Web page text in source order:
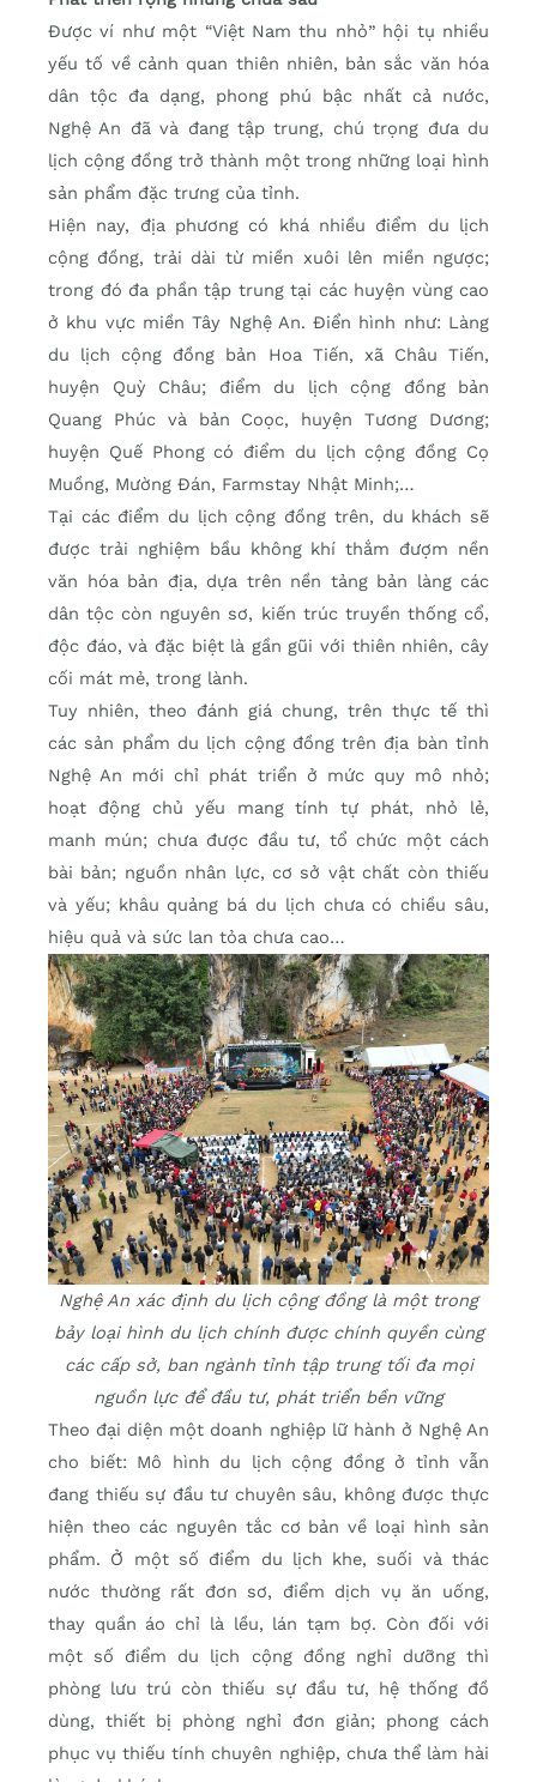
Được ví như một “Việt Nam thu nhỏ” hội tụ nhiều
yếu tố về cảnh quan thiên nhiên, bản sắc văn hóa
dân tộc đa dạng, phong phú bậc nhất cả nước,
Nghệ An đã và đang tập trung, chú trọng đưa du
lịch cộng đồng trở thành một trong những loại hình
sản phẩm đặc trưng của tỉnh.
Hiện nay, địa phương có khá nhiều điểm du lịch
cộng đồng, trải dài từ miền xuôi lên miền ngược;
trong đó đa phần tập trung tại các huyện vùng cao
ở khu vực miền Tây Nghệ An. Điển hình như: Làng
du lịch cộng đồng bản Hoa Tiến, xã Châu Tiến,
huyện Quỳ Châu; điểm du lịch cộng đồng bản
Quang Phúc và bản Coọc, huyện Tương Dương;
huyện Quế Phong có điểm du lịch cộng đồng Cọ
Muồng, Mường Đán, Farmstay Nhật Minh;…
Tại các điểm du lịch cộng đồng trên, du khách sẽ
được trải nghiệm bầu không khí thắm đượm nền
văn hóa bản địa, dựa trên nền tảng bản làng các
dân tộc còn nguyên sơ, kiến trúc truyền thống cổ,
độc đáo, và đặc biệt là gần gũi với thiên nhiên, cây
cối mát mẻ, trong lành.
Tuy nhiên, theo đánh giá chung, trên thực tế thì
các sản phẩm du lịch cộng đồng trên địa bàn tỉnh
Nghệ An mới chỉ phát triển ở mức quy mô nhỏ;
hoạt động chủ yếu mang tính tự phát, nhỏ lẻ,
manh mún; chưa được đầu tư, tổ chức một cách
bài bản; nguồn nhân lực, cơ sở vật chất còn thiếu
và yếu; khâu quảng bá du lịch chưa có chiều sâu,
hiệu quả và sức lan tỏa chưa cao…
Nghệ An xác định du lịch cộng đồng là một trong
bảy loại hình du lịch chính được chính quyền cùng
các cấp sở, ban ngành tỉnh tập trung tối đa mọi
nguồn lực để đầu tư, phát triển bền vững
Theo đại diện một doanh nghiệp lữ hành ở Nghệ An
cho biết: Mô hình du lịch cộng đồng ở tỉnh vẫn
đang thiếu sự đầu tư chuyên sâu, không được thực
hiện theo các nguyên tắc cơ bản về loại hình sản
phẩm. Ở một số điểm du lịch khe, suối và thác
nước thường rất đơn sơ, điểm dịch vụ ăn uống,
thay quần áo chỉ là lều, lán tạm bợ. Còn đối với
một số điểm du lịch cộng đồng nghỉ dưỡng thì
phòng lưu trú còn thiếu sự đầu tư, hệ thống đồ
dùng, thiết bị phòng nghỉ đơn giản; phong cách
phục vụ thiếu tính chuyên nghiệp, chưa thể làm hài